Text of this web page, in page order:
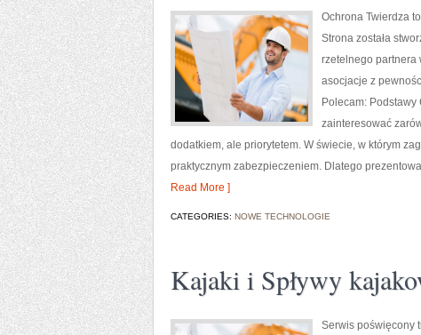
Ochrona Twierdza
Strona została
rzetelnego partnera
asocjacje z
Polecam:
zainteresować
dodatkiem, ale priorytetem. W świecie, w którym
praktycznym zabezpieczeniem. Dlatego
Read More ]
CATEGORIES: NOWE TECHNOLOGIE
Kajaki i Spływy
Serwis poświęcony